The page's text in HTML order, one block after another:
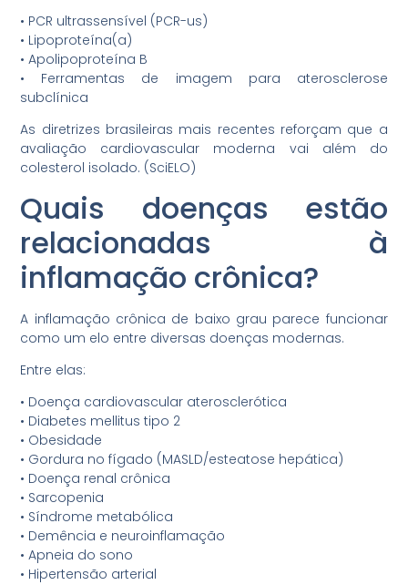
•⁠ ⁠PCR ultrassensível (PCR-us)
•⁠ ⁠Lipoproteína(a)
•⁠ ⁠Apolipoproteína B
•⁠ ⁠Ferramentas de imagem para aterosclerose
subclínica
As diretrizes brasileiras mais recentes reforçam que a
avaliação cardiovascular moderna vai além do
colesterol isolado. (SciELO)
Quais doenças estão
relacionadas à
inflamação crônica?
A inflamação crônica de baixo grau parece funcionar
como um elo entre diversas doenças modernas.
Entre elas:
•⁠ ⁠Doença cardiovascular aterosclerótica
•⁠ ⁠Diabetes mellitus tipo 2
•⁠ ⁠Obesidade
•⁠ ⁠Gordura no fígado (MASLD/esteatose hepática)
•⁠ ⁠Doença renal crônica
•⁠ ⁠Sarcopenia
•⁠ ⁠Síndrome metabólica
•⁠ ⁠Demência e neuroinflamação
•⁠ ⁠Apneia do sono
•⁠ ⁠Hipertensão arterial